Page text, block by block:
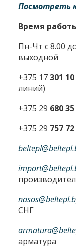
Посмотреть
Время
Пн-Чт с 8.00
выходной
+375 17301
линий)
+375 29 680
+375 29 757 72
СНГ
арматура